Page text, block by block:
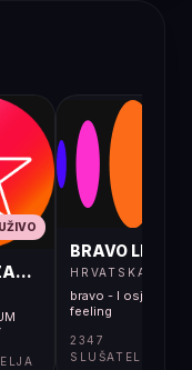
UŽIVO
LIVE
BRAVO LIVE
HRVATSKA
bravo - I osjećaj i
feeling
2347
SLUŠATELJA